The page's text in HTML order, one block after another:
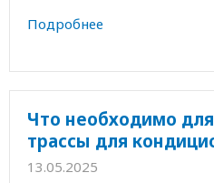
Подробнее
Что необходимо
трассы для
13.05.2025